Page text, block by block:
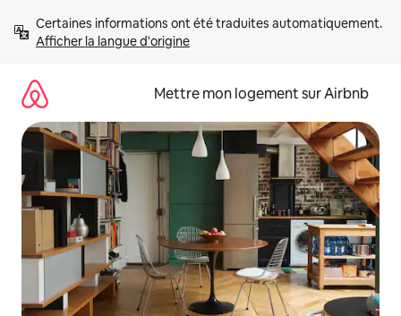
directement
Afficher la langue d'origine
Mettre mon logement sur Airbnb